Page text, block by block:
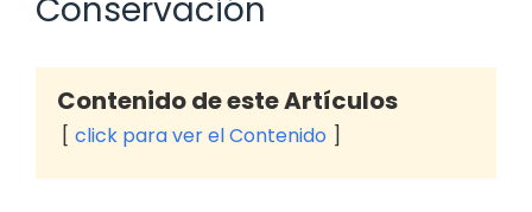
Conservación
Contenido de este Artículos
click para ver el Contenido